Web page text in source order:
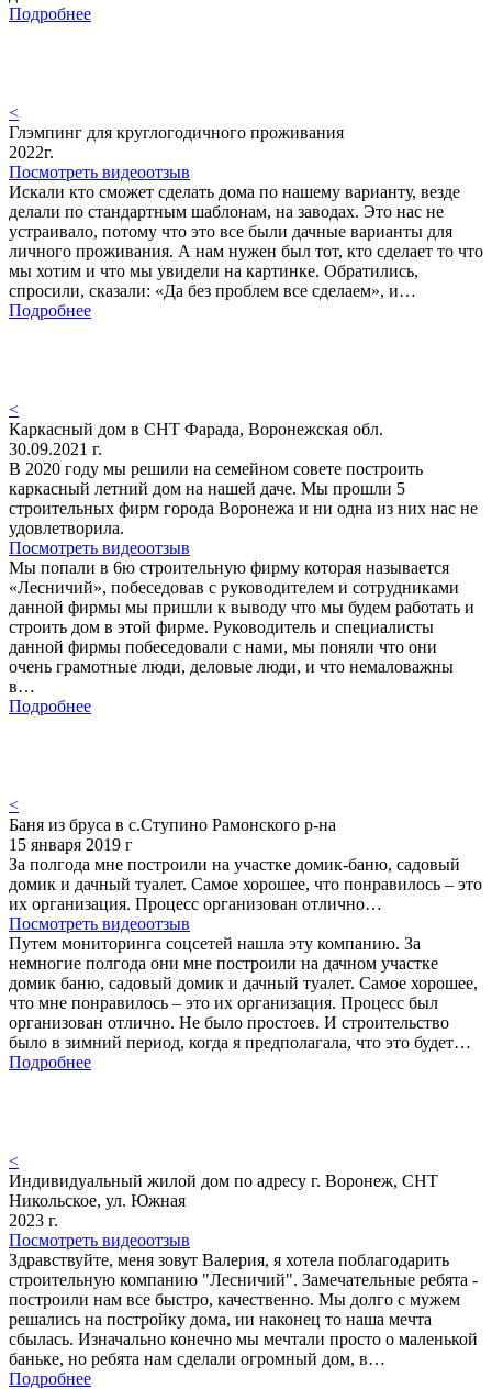
Подробнее
<
Глэмпинг для круглогодичного проживания
2022г.
Посмотреть видеоотзыв
Искали кто сможет сделать дома по нашему варианту, везде
делали по стандартным шаблонам, на заводах. Это нас не
устраивало, потому что это все были дачные варианты для
личного проживания. А нам нужен был тот, кто сделает то что
мы хотим и что мы увидели на картинке. Обратились,
спросили, сказали: «Да без проблем все сделаем», и…
Подробнее
<
Каркасный дом в СНТ Фарада, Воронежская обл.
30.09.2021 г.
В 2020 году мы решили на семейном совете построить
каркасный летний дом на нашей даче. Мы прошли 5
строительных фирм города Воронежа и ни одна из них нас не
удовлетворила.
Посмотреть видеоотзыв
Мы попали в 6ю строительную фирму которая называется
«Лесничий», побеседовав с руководителем и сотрудниками
данной фирмы мы пришли к выводу что мы будем работать и
строить дом в этой фирме. Руководитель и специалисты
данной фирмы побеседовали с нами, мы поняли что они
очень грамотные люди, деловые люди, и что немаловажны
в…
Подробнее
<
Баня из бруса в с.Ступино Рамонского р-на
15 января 2019 г
За полгода мне построили на участке домик-баню, садовый
домик и дачный туалет. Самое хорошее, что понравилось – это
их организация. Процесс организован отлично…
Посмотреть видеоотзыв
Путем мониторинга соцсетей нашла эту компанию. За
немногие полгода они мне построили на дачном участке
домик баню, садовый домик и дачный туалет. Самое хорошее,
что мне понравилось – это их организация. Процесс был
организован отлично. Не было простоев. И строительство
было в зимний период, когда я предполагала, что это будет…
Подробнее
<
Индивидуальный жилой дом по адресу г. Воронеж, СНТ
Никольское, ул. Южная
2023 г.
Посмотреть видеоотзыв
Здравствуйте, меня зовут Валерия, я хотела поблагодарить
строительную компанию "Лесничий". Замечательные ребята -
построили нам все быстро, качественно. Мы долго с мужем
решались на постройку дома, ии наконец то наша мечта
сбылась. Изначально конечно мы мечтали просто о маленькой
баньке, но ребята нам сделали огромный дом, в…
Подробнее